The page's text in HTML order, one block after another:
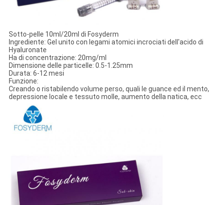
Sotto-pelle 10ml/20ml di Fosyderm
Ingrediente: Gel unito con legami atomici incrociati dell'acido di
Hyaluronate
Ha di concentrazione: 20mg/ml
Dimensione delle particelle: 0.5-1.25mm
Durata: 6-12 mesi
Funzione:
Creando o ristabilendo volume perso, quali le guance ed il mento,
depressione locale e tessuto molle, aumento della natica, ecc